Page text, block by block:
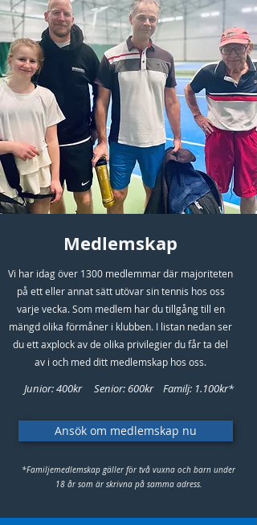
Medlemskap
Vi har idag över 1300 medlemmar där majoriteten
på ett eller annat sätt utövar sin tennis hos oss
varje vecka. Som medlem har du tillgång till en
mängd olika förmåner i klubben. I listan nedan ser
du ett axplock av de olika privilegier du får ta del
av i och med ditt medlemskap hos oss.
Junior: 400kr Senior: 600kr Familj: 1.100kr*
Ansök om medlemskap nu
*Familjemedlemskap gäller för två vuxna och barn under
18 år som är skrivna på samma adress.